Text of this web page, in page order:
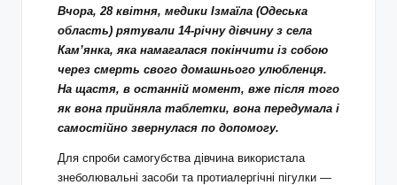
Вчора, 28 квітня, медики Ізмаїла (Одеська
область) рятували 14‑річну дівчину з села
Кам’янка, яка намагалася покінчити із собою
через смерть свого домашнього улюбленця.
На щастя, в останній момент, вже після того
як вона прийняла таблетки, вона передумала і
самостійно звернулася по допомогу.
Для спроби самогубства дівчина використала
знеболювальні засоби та протиалергічні пігулки —